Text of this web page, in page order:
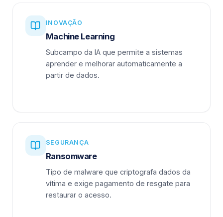
INOVAÇÃO
Machine Learning
Subcampo da IA que permite a sistemas
aprender e melhorar automaticamente a
partir de dados.
SEGURANÇA
Ransomware
Tipo de malware que criptografa dados da
vítima e exige pagamento de resgate para
restaurar o acesso.